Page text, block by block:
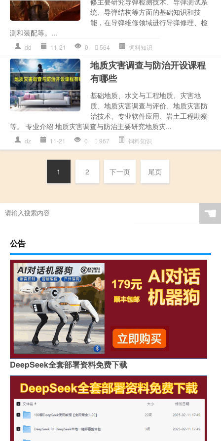
统、导弹结构等方面的基础知识和技
能，在导弹维修领域进行导弹修理、检
测和装配等。...
dd 11-21 0 564 饲料知识
地质灾害调查与防治开设课程
有哪些
基础地质、水文与工程地质、灾害地
质、地质灾害调查与评价、地质灾害防
治技术、专业软件应用、岩土工程勘察
等。 专业介绍 地质灾害调查与防治主要研究地质灾...
dz 11-21 0 967 饲料知识
1 2 下一页 尾页
☚
公告
DeepSeek全套部署资料免费下载